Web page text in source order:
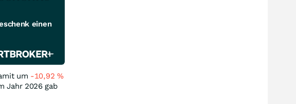
einen
um -10,92 %
Jahr 2026 gab